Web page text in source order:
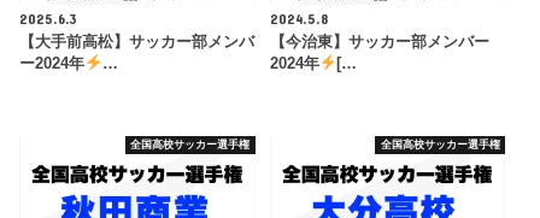
2025.6.3
【大手前高松】サッカー部メンバ
ー2024年
…
2024.5.8
【今治東】サッカー部メンバー
2024年
[…
全国高校サッカー選手権 全国高校サッカー選手権